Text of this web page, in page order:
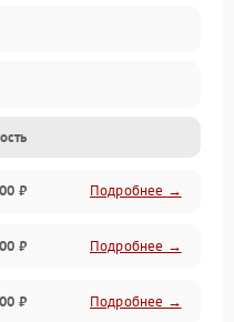
₽ Подробнее →
₽ Подробнее →
₽ Подробнее →